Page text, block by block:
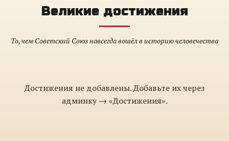
Великие достижения
То, чем Советский Союз навсегда вошёл в историю человечества
Достижения не добавлены. Добавьте их через
админку → «Достижения».